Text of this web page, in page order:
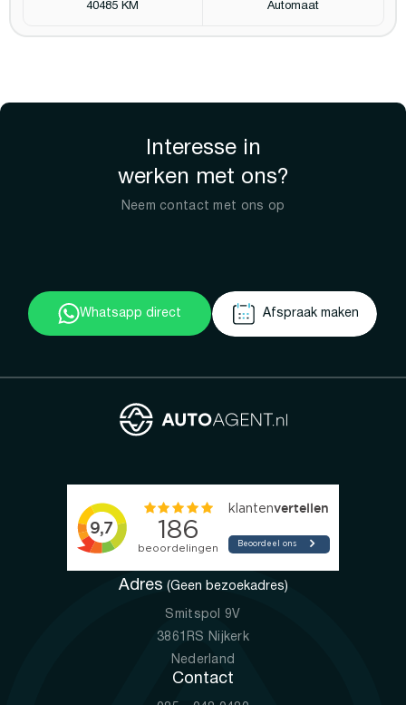
40485 KM Automaat
Interesse in
werken met ons?
Neem contact met ons op
Whatsapp direct Afspraak maken
Adres (Geen bezoekadres)
Smitspol 9V
3861RS Nijkerk
Nederland
Contact